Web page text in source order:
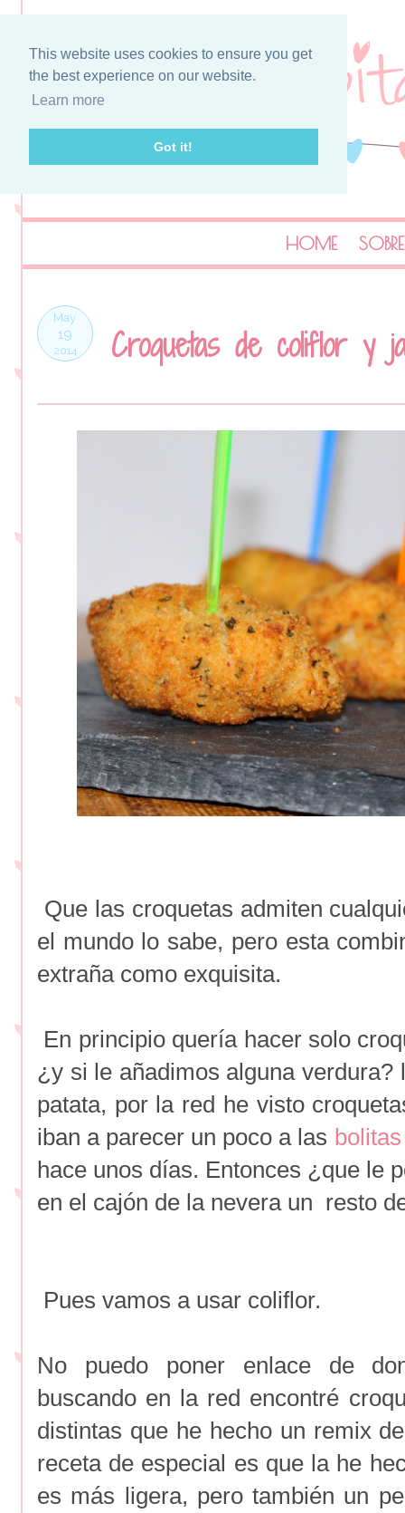
This website uses cookies to ensure you get
the best experience on our website.
Learn more
Got it!
HOME
May
19
2014 Croquetas de coliflor y
Que las croquetas admiten
el mundo lo sabe, pero esta
extraña como exquisita.
En principio quería hacer solo
¿y si le añadimos alguna
patata, por la red he visto
iban a parecer un poco a las
hace unos días. Entonces ¿que le
en el cajón de la nevera un resto
Pues vamos a usar coliflor.
No puedo poner enlace de
buscando en la red encontré
distintas que he hecho un remix
receta de especial es que la he
es más ligera, pero también un